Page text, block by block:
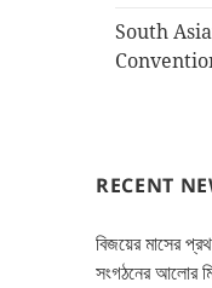
South
RECENT
বিজয়ের মাসের
সংগঠনের আলোর